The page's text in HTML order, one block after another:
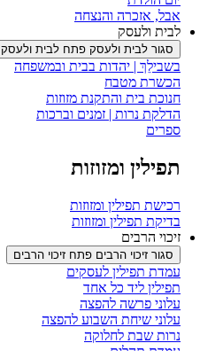
אבל, אזכרה והנצחה
לבית ולעסק
סגור לבית ולעסק פתח לבית ולעסק
בשבילֵךְ | יהדות בבית ובמשפחה
הכשרת מטבח
חנוכת בית והתקנת מזוזות
הדלקת נרות | זמנים וברכות
ספרים
תפילין ומזוזות
רכישת תפילין ומזוזות
בדיקת תפילין ומזוזות
זיכוי הרבים
סגור זיכוי הרבים פתח זיכוי הרבים
עמדת תפילין לעסקים
תפילין ליד כל אחד
עלוני פרשה להפצה
עלוני שיחת השבוע להפצה
נרות שבת לחלוקה